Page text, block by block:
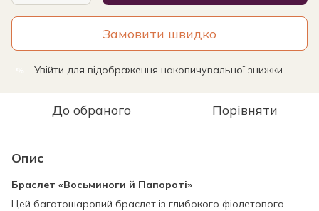
Замовити швидко
Увійти для відображення накопичувальної знижки
До обраного Порівняти
Опис
Браслет «Восьминоги й Папороті»
Цей багатошаровий браслет із глибокого фіолетового